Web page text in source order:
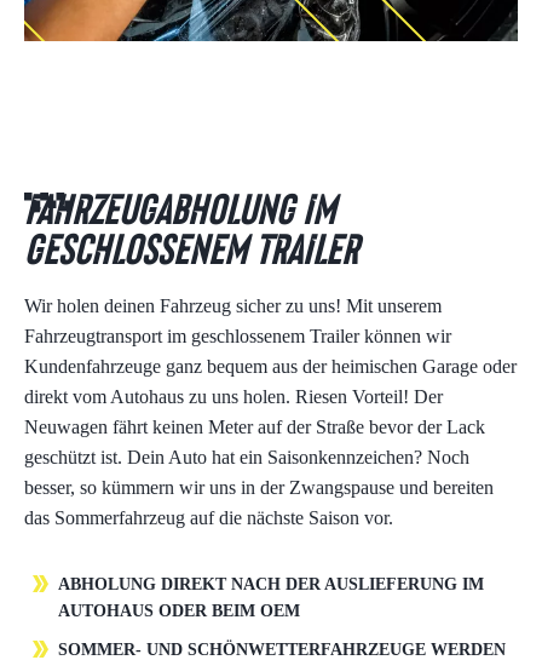
Fahrzeugabholung im
geschlossenem Trailer
Wir holen deinen Fahrzeug sicher zu uns! Mit unserem
Fahrzeugtransport im geschlossenem Trailer können wir
Kundenfahrzeuge ganz bequem aus der heimischen Garage oder
direkt vom Autohaus zu uns holen. Riesen Vorteil! Der
Neuwagen fährt keinen Meter auf der Straße bevor der Lack
geschützt ist. Dein Auto hat ein Saisonkennzeichen? Noch
besser, so kümmern wir uns in der Zwangspause und bereiten
das Sommerfahrzeug auf die nächste Saison vor.
ABHOLUNG DIREKT NACH DER AUSLIEFERUNG IM
AUTOHAUS ODER BEIM OEM
SOMMER- UND SCHÖNWETTERFAHRZEUGE WERDEN